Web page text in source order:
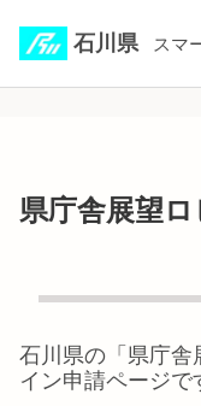
石川県 スマ
県庁舎展望
石川県の「 県庁舎
イン申請ページで